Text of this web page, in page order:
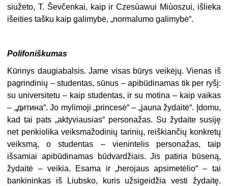
siužeto, T. Ševčenkai, kaip ir Czesùawui Miùoszui, išlieka
išeities tašku kaip galimybė, „normalumo galimybė“.
Polifoniškumas
Kūrinys daugiabalsis. Jame visas būrys veikėjų. Vienas iš
pagrindinių – studentas, sūnus – apibūdinamas tik per ryšį:
su universitetu – kaip studentas, ir su motina – kaip vaikas
– „дитина“. Jo mylimoji „princesė“ – „jauna žydaitė“. Įdomu,
kad tai pats „aktyviausias“ personažas. Su žydaite susiję
net penkiolika veiksmažodinių tarinių, reiškiančių konkretų
veiksmą, o studentas – vienintelis personažas, taip
išsamiai apibūdinamas būdvardžiais. Jis patiria būseną,
žydaitė – veikia. Esama ir „herojaus apsimetėlio“ – tai
bankininkas iš Liubsko, kuris užsigeidžia vesti žydaitę.